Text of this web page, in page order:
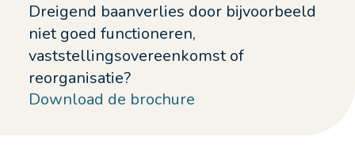
Dreigend baanverlies door bijvoorbeeld
niet goed functioneren,
vaststellingsovereenkomst of
reorganisatie?
Download de brochure